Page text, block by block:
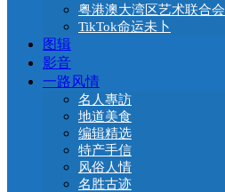
粤港澳大湾区艺术联合会
TikTok命运未卜
图辑
影音
一路风情
名人專訪
地道美食
编辑精选
特产手信
风俗人情
名胜古迹